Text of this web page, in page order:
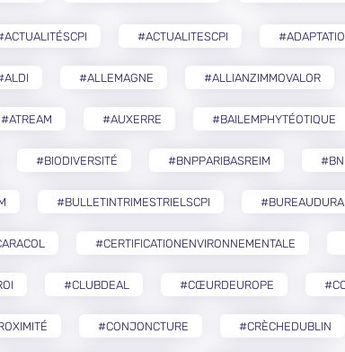
#ACTUALITESCPI
#ALLEMAGNE #ALLIANZIMMOVALOR
#ATREAM #AUXERRE #BAILEMPHYTÉOTIQUE
#BIODIVERSITÉ #BNPPARIBASREIM
#BULLETINTRIMESTRIELSCPI
#CERTIFICATIONENVIRONNEMENTALE
#CLUBDEAL #CŒURDEUROPE
#CONJONCTURE #CRÈCHEDUBLIN